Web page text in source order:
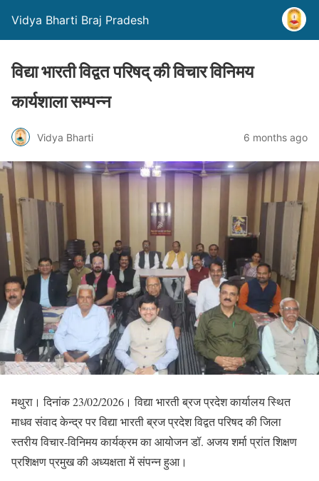
Vidya Bharti Braj Pradesh
विद्या भारती विद्वत परिषद् की विचार विनिमय
कार्यशाला सम्पन्न
Vidya Bharti 6 months ago
मथुरा। दिनांक 23/02/2026। विद्या भारती ब्रज प्रदेश कार्यालय स्थित
माधव संवाद केन्द्र पर विद्या भारती ब्रज प्रदेश विद्वत परिषद की जिला
स्तरीय विचार-विनिमय कार्यक्रम का आयोजन डॉ. अजय शर्मा प्रांत शिक्षण
प्रशिक्षण प्रमुख की अध्यक्षता में संपन्न हुआ।